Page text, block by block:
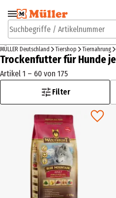
Zur Navigation
springen
Suchbegriffe / Artikelnummer
MÜLLER Deutschland Tiershop Tiernahrung
Trockenfutter für Hunde
Artikel 1 – 60 von 175
Filter